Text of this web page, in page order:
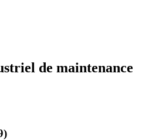
de maintenance